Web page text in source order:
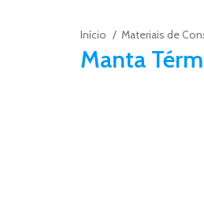
Início Materiais de
Manta